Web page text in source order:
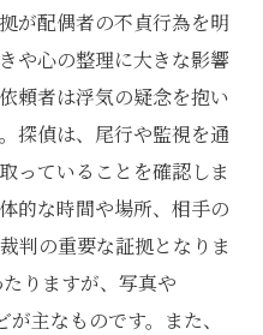
が配偶者の不貞行為を明
や心の整理に大きな影響
頼者は浮気の疑念を抱い
探偵は、尾行や監視を通
っていることを確認しま
的な時間や場所、相手の
判の重要な証拠となりま
りますが、写真や
主なものです。また、